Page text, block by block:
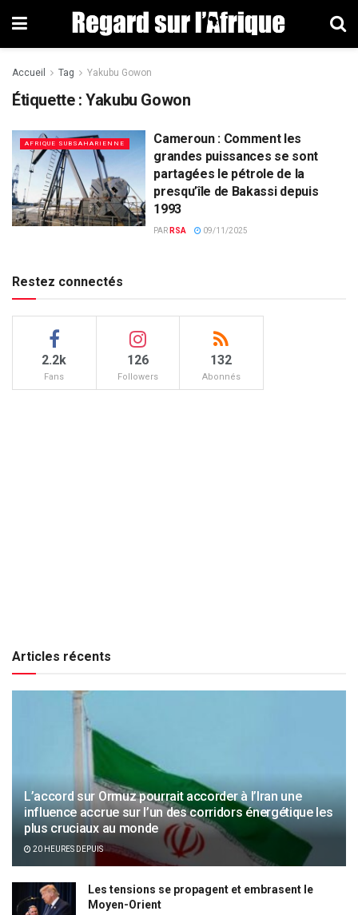
Accueil Tag Yakubu Gowon
Étiquette : Yakubu Gowon
AFRIQUE SUBSAHARIENNE
Cameroun : Comment les
grandes puissances se sont
partagées le pétrole de la
presqu’île de Bakassi depuis
1993
PAR RSA 09/11/2025
Restez connectés
2.2k
Fans
126
Followers
132
Abonnés
Articles récents
L’accord sur Ormuz pourrait accorder à l’Iran une
influence accrue sur l’un des corridors énergétique les
plus cruciaux au monde
20 HEURES DEPUIS
Les tensions se propagent et embrasent le
Moyen-Orient